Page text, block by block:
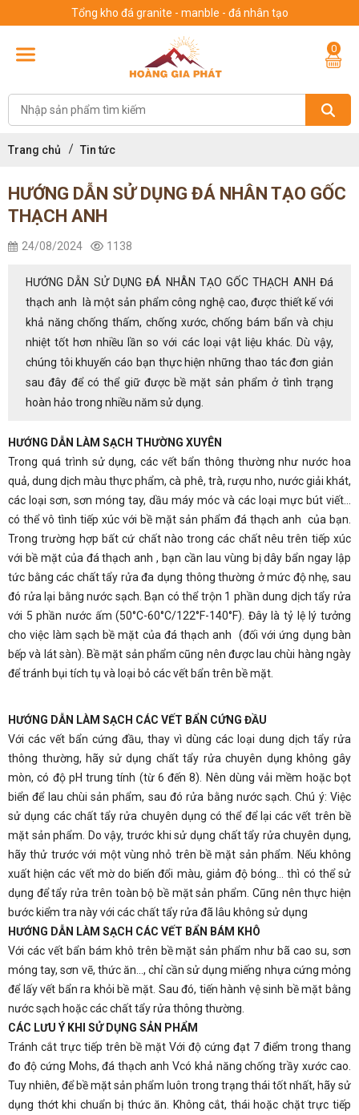
Tổng kho đá granite - manble - đá nhân tạo
0
Trang chủ Tin tức
HƯỚNG DẪN SỬ DỤNG ĐÁ NHÂN TẠO GỐC
THẠCH ANH
24/08/2024 1138
HƯỚNG DẪN SỬ DỤNG ĐÁ NHÂN TẠO GỐC THẠCH ANH Đá
thạch anh là một sản phẩm công nghệ cao, được thiết kế với
khả năng chống thấm, chống xước, chống bám bẩn và chịu
nhiệt tốt hơn nhiều lần so với các loại vật liệu khác. Dù vậy,
chúng tôi khuyến cáo bạn thực hiện những thao tác đơn giản
sau đây để có thể giữ được bề mặt sản phẩm ở tình trạng
hoàn hảo trong nhiều năm sử dụng.
HƯỚNG DẪN LÀM SẠCH THƯỜNG XUYÊN
Trong quá trình sử dụng, các vết bẩn thông thường như nước hoa
quả, dung dịch màu thực phẩm, cà phê, trà, rượu nho, nước giải khát,
các loại sơn, sơn móng tay, dầu máy móc và các loại mực bút viết...
có thể vô tình tiếp xúc với bề mặt sản phẩm đá thạch anh của bạn.
Trong trường hợp bất cứ chất nào trong các chất nêu trên tiếp xúc
với bề mặt của đá thạch anh , bạn cần lau vùng bị dây bẩn ngay lập
tức bằng các chất tẩy rửa đa dụng thông thường ở mức độ nhẹ, sau
đó rửa lại bằng nước sạch. Bạn có thể trộn 1 phần dung dịch tẩy rửa
với 5 phần nước ấm (50°C-60°C/122°F-140°F). Đây là tỷ lệ lý tưởng
cho việc làm sạch bề mặt của đá thạch anh (đối với ứng dụng bàn
bếp và lát sàn). Bề mặt sản phẩm cũng nên được lau chùi hàng ngày
để tránh bụi tích tụ và loại bỏ các vết bẩn trên bề mặt.
HƯỚNG DẪN LÀM SẠCH CÁC VẾT BẨN CỨNG ĐẦU
Với các vết bẩn cứng đầu, thay vì dùng các loại dung dịch tẩy rửa
thông thường, hãy sử dụng chất tẩy rửa chuyên dụng không gây
mòn, có độ pH trung tính (từ 6 đến 8). Nên dùng vải mềm hoặc bọt
biển để lau chùi sản phẩm, sau đó rửa bằng nước sạch. Chú ý: Việc
sử dụng các chất tẩy rửa chuyên dụng có thể để lại các vết trên bề
mặt sản phẩm. Do vậy, trước khi sử dụng chất tẩy rửa chuyên dụng,
hãy thử trước với một vùng nhỏ trên bề mặt sản phẩm. Nếu không
xuất hiện các vết mờ do biến đổi màu, giảm độ bóng… thì có thể sử
dụng để tẩy rửa trên toàn bộ bề mặt sản phẩm. Cũng nên thực hiện
bước kiểm tra này với các chất tẩy rửa đã lâu không sử dụng
HƯỚNG DẪN LÀM SẠCH CÁC VẾT BẨN BÁM KHÔ
Với các vết bẩn bám khô trên bề mặt sản phẩm như bã cao su, sơn
móng tay, sơn vẽ, thức ăn…, chỉ cần sử dụng miếng nhựa cứng mỏng
để lấy vết bẩn ra khỏi bề mặt. Sau đó, tiến hành vệ sinh bề mặt bằng
nước sạch hoặc các chất tẩy rửa thông thường.
CÁC LƯU Ý KHI SỬ DỤNG SẢN PHẨM
Tránh cắt trực tiếp trên bề mặt Với độ cứng đạt 7 điểm trong thang
đo độ cứng Mohs, đá thạch anh Vcó khả năng chống trầy xước cao.
Tuy nhiên, để bề mặt sản phẩm luôn trong trạng thái tốt nhất, hãy sử
dụng thớt khi chuẩn bị thức ăn. Không cắt, thái hoặc chặt trực tiếp